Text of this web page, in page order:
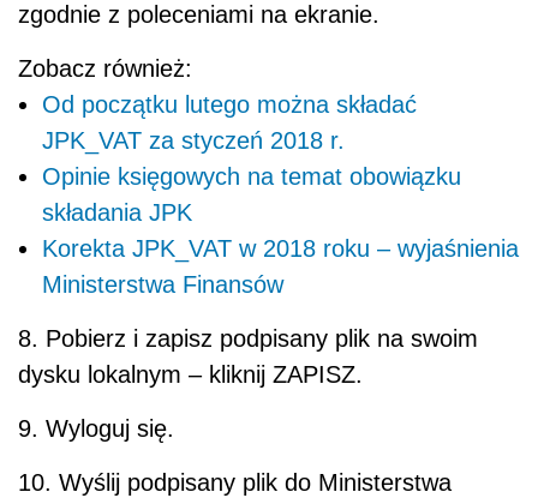
zgodnie z poleceniami na ekranie.
Zobacz również:
Od początku lutego można składać
JPK_VAT za styczeń 2018 r.
Opinie księgowych na temat obowiązku
składania JPK
Korekta JPK_VAT w 2018 roku – wyjaśnienia
Ministerstwa Finansów
8. Pobierz i zapisz podpisany plik na swoim
dysku lokalnym – kliknij ZAPISZ.
9. Wyloguj się.
10. Wyślij podpisany plik do Ministerstwa